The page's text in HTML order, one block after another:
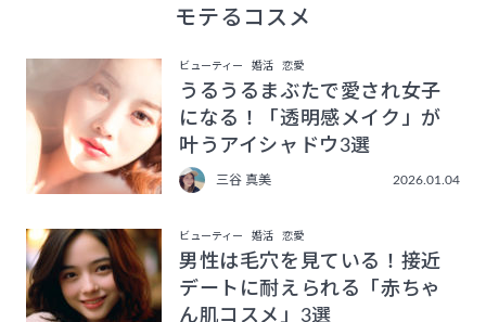
モテるコスメ
ビューティー 婚活 恋愛
うるうるまぶたで愛され女子
になる！「透明感メイク」が
叶うアイシャドウ3選
三谷 真美 2026.01.04
ビューティー 婚活 恋愛
男性は毛穴を見ている！接近
デートに耐えられる「赤ちゃ
ん肌コスメ」3選